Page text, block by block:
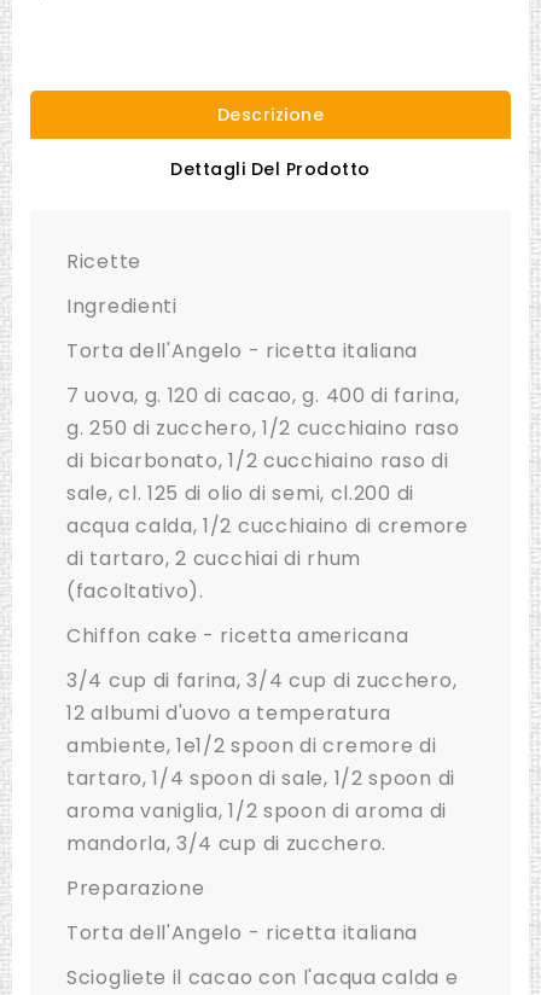
Descrizione
Dettagli Del Prodotto
Ricette
Ingredienti
Torta dell'Angelo - ricetta italiana
7 uova, g. 120 di cacao, g. 400 di farina,
g. 250 di zucchero, 1/2 cucchiaino raso
di bicarbonato, 1/2 cucchiaino raso di
sale, cl. 125 di olio di semi, cl.200 di
acqua calda, 1/2 cucchiaino di cremore
di tartaro, 2 cucchiai di rhum
(facoltativo).
Chiffon cake - ricetta americana
3/4 cup di farina, 3/4 cup di zucchero,
12 albumi d'uovo a temperatura
ambiente, 1e1/2 spoon di cremore di
tartaro, 1/4 spoon di sale, 1/2 spoon di
aroma vaniglia, 1/2 spoon di aroma di
mandorla, 3/4 cup di zucchero.
Preparazione
Torta dell'Angelo - ricetta italiana
Sciogliete il cacao con l'acqua calda e